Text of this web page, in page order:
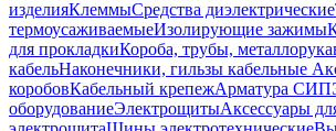
изделияКлеммыСредства диэлектрические
термоусаживаемыеИзолирующие зажимы
для прокладкиКороба, трубы,
кабельНаконечники, гильзы кабельные
коробовКабельный крепежАрматура СИП
оборудованиеЭлектрощитыАксессуары